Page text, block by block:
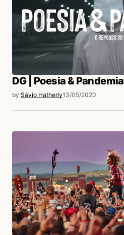
DG | Poesia & Pandemia
by Sávio Hatherly13/05/2020